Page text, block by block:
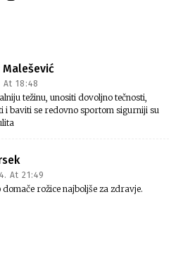
At 18:48
težinu, unositi dovoljno tečnosti,
i baviti se redovno sportom sigurniji su
At 21:49
rožice najboljše za zdravje.